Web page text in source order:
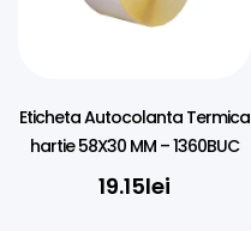
Eticheta Autocolanta Termica
hartie 58X30 MM – 1360BUC
19.15lei